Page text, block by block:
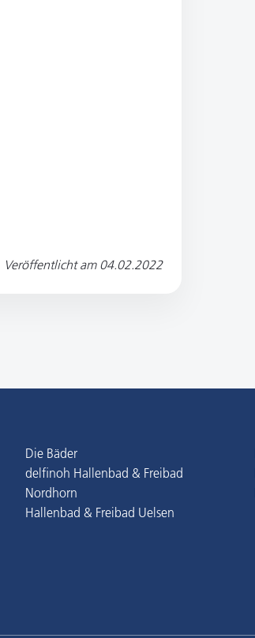
Veröffentlicht am 04.02.2022
Die Bäder
delfinoh Hallenbad & Freibad
Nordhorn
Hallenbad & Freibad Uelsen